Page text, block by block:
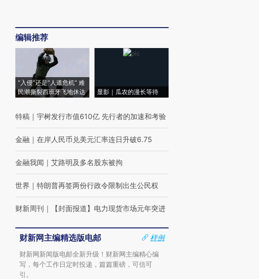
编辑推荐
“入侵”还是“人道危机” 难
民潮撕裂西班牙飞地休达
显影｜瓜农的漫长等待
特稿 ｜ 宇树发行市值610亿 先行者的加速和考验
金融 ｜ 在岸人民币兑美元汇率连日升破6.75
金融我闻 ｜ 艾路明及多名股东被拘
世界 ｜ 特朗普再签两份行政令限制出生公民权
财新周刊 ｜ 【封面报道】电力现货市场元年突进
财新网主编精选版电邮
样例
财新网新闻版电邮全新升级！财新网主编精心编
写，每个工作日定时投递，篇篇重磅，可信可
引。